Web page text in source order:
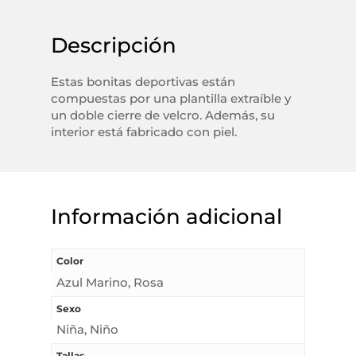
Descripción
Estas bonitas deportivas están
compuestas por una plantilla extraíble y
un doble cierre de velcro. Además, su
interior está fabricado con piel.
Información adicional
Color
Azul Marino, Rosa
Sexo
Niña, Niño